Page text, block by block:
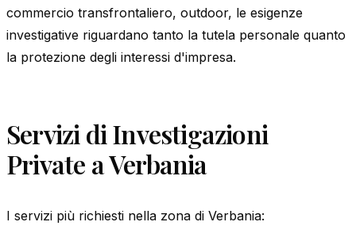
commercio transfrontaliero, outdoor, le esigenze
investigative riguardano tanto la tutela personale quanto
la protezione degli interessi d'impresa.
Servizi di Investigazioni
Private a Verbania
I servizi più richiesti nella zona di Verbania: